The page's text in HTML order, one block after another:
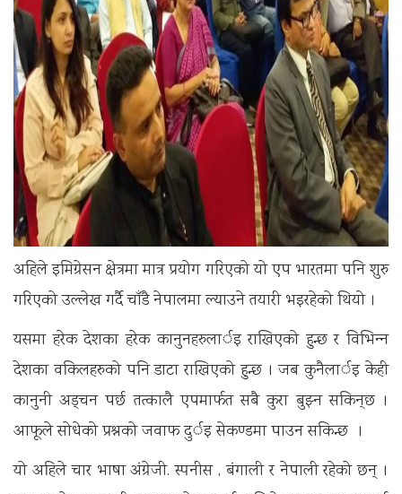
अहिले इमिग्रेसन क्षेत्रमा मात्र प्रयोग गरिएको यो एप भारतमा पनि शुरु
गरिएको उल्लेख गर्दै चाँडै नेपालमा ल्याउने तयारी भइरहेको थियो ।
यसमा हरेक देशका हरेक कानुनहरुलार्इ राखिएको हुन्छ र विभिन्‍न
देशका वकिलहरुको पनि डाटा राखिएको हुन्छ । जब कुनैलार्इ केही
कानुनी अड्‍चन पर्छ तत्कालै एपमार्फत सबै कुरा बुझ्‍न सकिन‍्‍छ ।
आफूले सोधेको प्रश्नको जवाफ दुर्इ सेकण्डमा पाउन सकिन्छ ।
यो अहिले चार भाषा अंग्रेजी. स्पनीस , बंगाली र नेपाली रहेको छन् ।